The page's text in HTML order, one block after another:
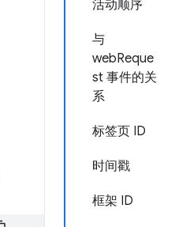
活动顺序
与
webReque
st 事件的关
系
标签页 ID
时间戳
框架 ID